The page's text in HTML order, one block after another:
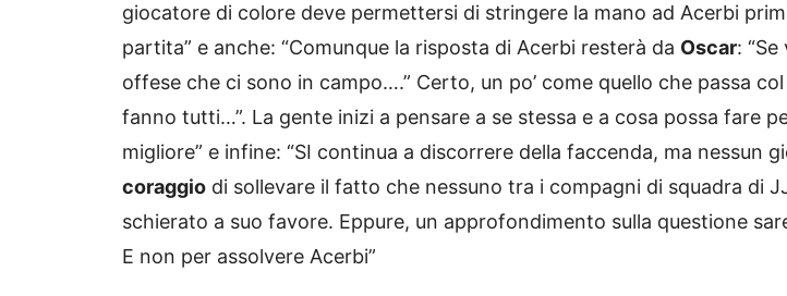
giocatore di colore deve permettersi di stringere la mano ad Acerbi
partita” e anche: “Comunque la risposta di Acerbi resterà da Oscar:
offese che ci sono in campo….” Certo, un po’ come quello che passa
fanno tutti…”. La gente inizi a pensare a se stessa e a cosa possa fare
migliore” e infine: “SI continua a discorrere della faccenda, ma nessun
coraggio di sollevare il fatto che nessuno tra i compagni di squadra di
schierato a suo favore. Eppure, un approfondimento sulla questione
E non per assolvere Acerbi”